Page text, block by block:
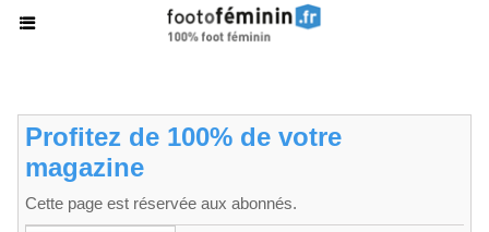
Profitez de 100% de votre
magazine
Cette page est réservée aux abonnés.